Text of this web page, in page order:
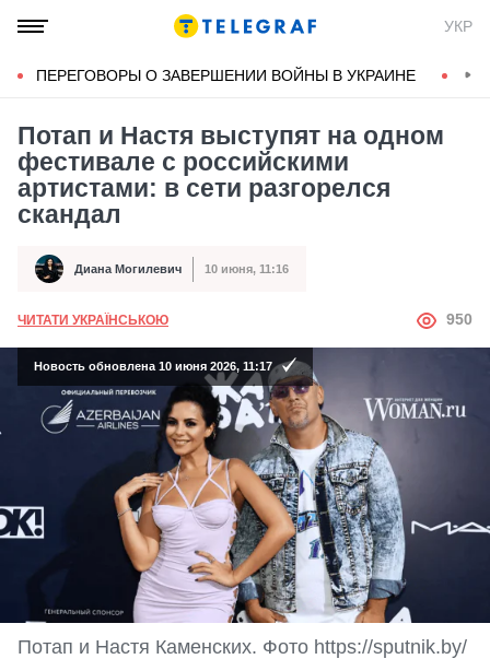
УКР
ПЕРЕГОВОРЫ О ЗАВЕРШЕНИИ ВОЙНЫ В УКРАИНЕ
Потап и Настя выступят на одном
фестивале с российскими
артистами: в сети разгорелся
скандал
Автор Диана Могилевич
Дата публикации 10 июня, 11:16
ЧИТАТИ УКРАЇНСЬКОЮ АВТОР
950
Новость обновлена 10 июня 2026, 11:17
Потап и Настя Каменских. Фото https://sputnik.by/